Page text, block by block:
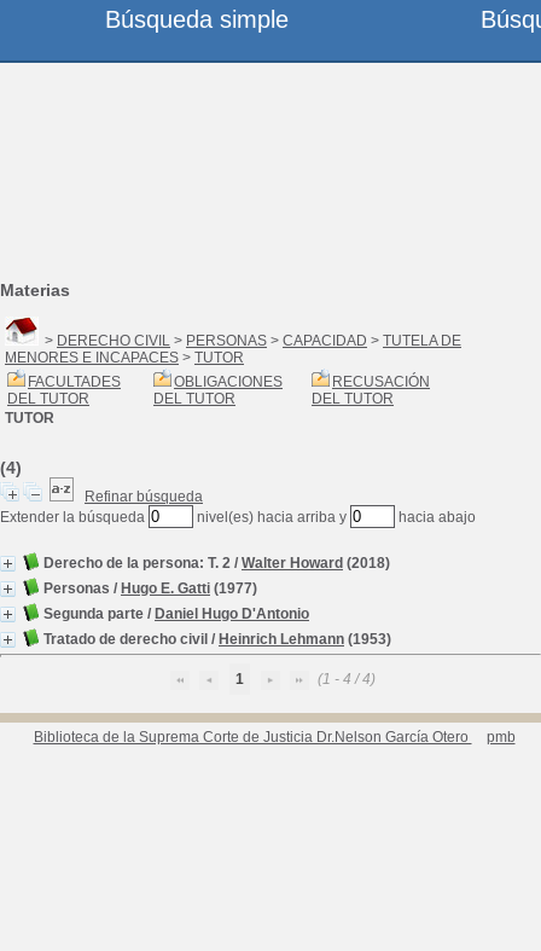
Materias
> DERECHO CIVIL > PERSONAS > CAPACIDAD > TUTELA DE
MENORES E INCAPACES > TUTOR
FACULTADES
DEL TUTOR
OBLIGACIONES
DEL TUTOR
RECUSACIÓN
DEL TUTOR
TUTOR
(4)
Refinar búsqueda
Extender la búsqueda
nivel(es) hacia arriba y hacia abajo
Derecho de la persona: T. 2 / Walter Howard (2018)
Personas / Hugo E. Gatti (1977)
Segunda parte / Daniel Hugo D'Antonio
Tratado de derecho civil / Heinrich Lehmann (1953)
1 (1 - 4 / 4)
Biblioteca de la Suprema Corte de Justicia Dr.Nelson García Otero pmb
Búsqueda simple